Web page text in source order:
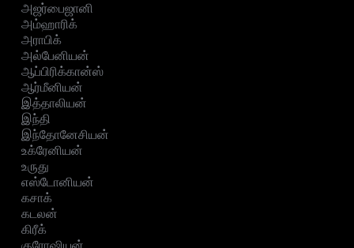
அஜர்பைஜானி
அம்ஹாரிக்
அராபிக்
அல்பேனியன்
ஆப்பிரிக்கான்ஸ்
ஆர்மீனியன்
இத்தாலியன்
இந்தி
இந்தோனேசியன்
உக்ரேனியன்
உருது
எஸ்டோனியன்
கசாக்
கடலன்
கிரீக்